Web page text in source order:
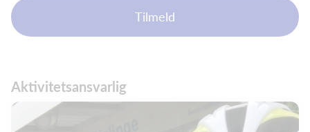
Tilmeld
Aktivitetsansvarlig